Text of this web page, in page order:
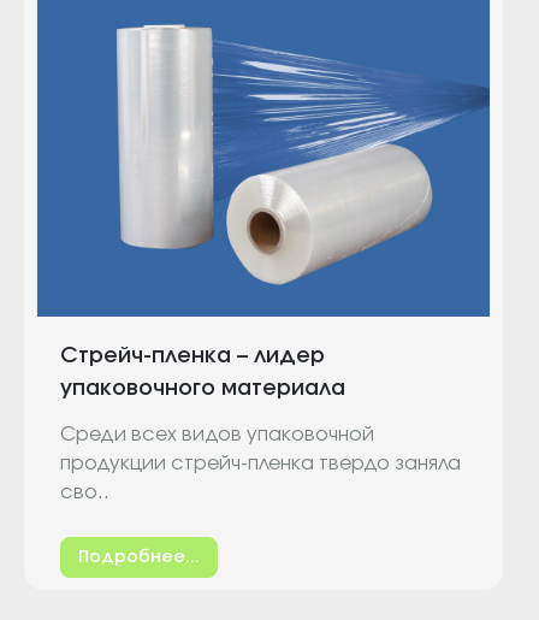
Стрейч-пленка – лидер
упаковочного материала
Среди всех видов упаковочной
продукции стрейч-пленка твердо заняла
сво..
Подробнее...